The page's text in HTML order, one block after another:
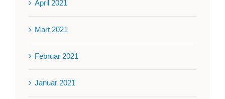
April 2021
Mart 2021
Februar 2021
Januar 2021